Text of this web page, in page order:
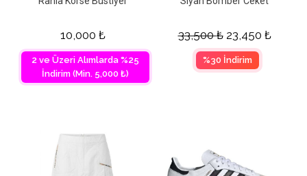
10,000 ₺
2 ve Üzeri Alımlarda %25
İndirim (Min. 5,000 ₺)
33,500₺ 23,450 ₺
%30 İndirim